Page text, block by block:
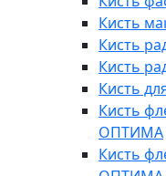
Кисть
Кисть
Кисть
Кисть
Кисть
ОПТИМА
Кисть